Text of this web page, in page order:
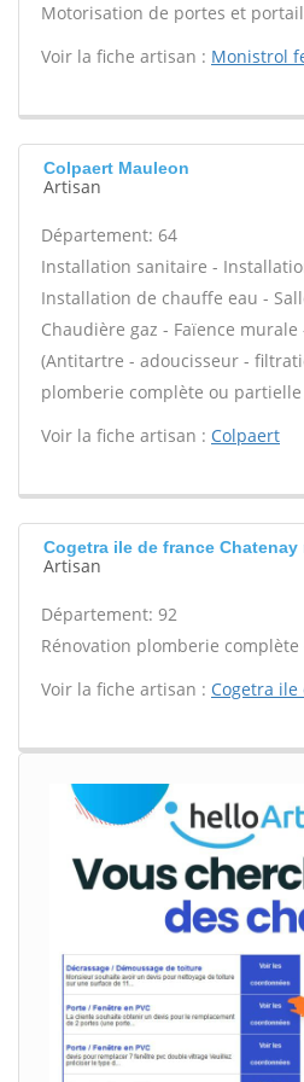
Motorisation de portes et
Voir la fiche artisan : Monistrol
Colpaert Mauleon
Artisan
Département: 64
Installation sanitaire -
Installation de chauffe eau -
Chaudière gaz - Faïence
(Antitartre - adoucisseur -
plomberie complète ou partielle
Voir la fiche artisan : Colpaert
Cogetra ile de france Chatenay
Artisan
Département: 92
Rénovation plomberie
Voir la fiche artisan : Cogetra